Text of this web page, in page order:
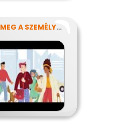
ISMERD MEG A SZEMÉLYISÉGED!